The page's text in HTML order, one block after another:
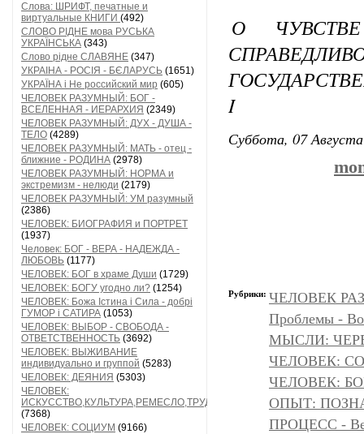
Слова: ШРИФТ, печатные и
виртуальные КНИГИ (492)
СЛОВО РІДНЕ мова РУСЬКА
УКРАЇНСЬКА (343)
Слово рідне СЛАВЯНЕ (347)
УКРАІНА - РОСІЯ - БЄЛАРУСЬ (1651)
УКРАЇНА і Не российский мир (605)
ЧЕЛОВЕК РАЗУМНЫЙ: БОГ -
ВСЕЛЕННАЯ - ИЕРАРХИЯ (2349)
ЧЕЛОВЕК РАЗУМНЫЙ: ДУХ - ДУША -
ТЕЛО (4289)
ЧЕЛОВЕК РАЗУМНЫЙ: МАТЬ - отец -
ближние - РОДИНА (2978)
ЧЕЛОВЕК РАЗУМНЫЙ: НОРМА и
экстремизм - нелюди (2179)
ЧЕЛОВЕК РАЗУМНЫЙ: УМ разумный
(2386)
ЧЕЛОВЕК: БИОГРАФИЯ и ПОРТРЕТ
(1937)
Человек: БОГ - ВЕРА - НАДЕЖДА -
ЛЮБОВЬ (1177)
ЧЕЛОВЕК: БОГ в храме Души (1729)
ЧЕЛОВЕК: БОГУ угодно ли? (1254)
ЧЕЛОВЕК: Божа Істина і Сила - добрі
ГУМОР і САТИРА (1053)
ЧЕЛОВЕК: ВЫБОР - СВОБОДА -
ОТВЕТСТВЕННОСТЬ (3692)
ЧЕЛОВЕК: ВЫЖИВАНИЕ
индивидуально и группой (5283)
ЧЕЛОВЕК: ДЕЯНИЯ (5303)
ЧЕЛОВЕК:
ИСКУССТВО,КУЛЬТУРА,РЕМЕСЛО,ТРУД
(7368)
ЧЕЛОВЕК: СОЦИУМ (9166)
О
I
Суббота, 07
Рубрики: ЧЕЛОВЕК
Проблемы -
МЫСЛИ:
ЧЕЛОВЕК:
ЧЕЛОВЕК:
ОПЫТ:
ПРОЦЕСС -